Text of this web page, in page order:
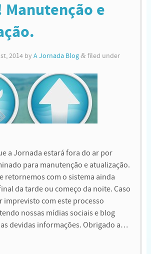
Manutenção e
2014by A Jornada Blog &filed under
a Jornada estará fora do ar por
para manutenção e atualização.
retornemos com o sistema ainda
da tarde ou começo da noite. Caso
imprevisto com este processo
nossas mídias sociais e blog
devidas informações. Obrigado a…